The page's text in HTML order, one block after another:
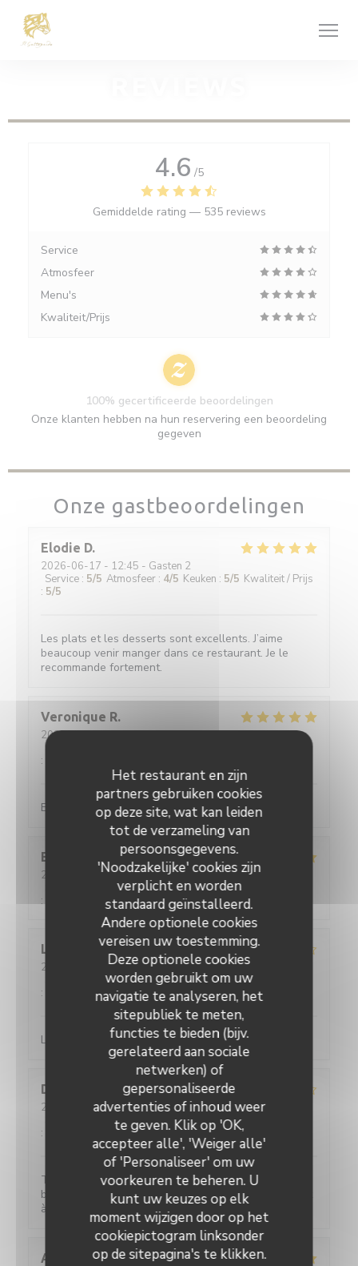
Het restaurant en zijn
partners gebruiken cookies
op deze site, wat kan leiden
tot de verzameling van
persoonsgegevens.
'Noodzakelijke' cookies zijn
verplicht en worden
standaard geïnstalleerd.
Andere optionele cookies
vereisen uw toestemming.
Deze optionele cookies
worden gebruikt om uw
navigatie te analyseren, het
sitepubliek te meten,
functies te bieden (bijv.
gerelateerd aan sociale
netwerken) of
gepersonaliseerde
advertenties of inhoud weer
te geven. Klik op 'OK,
accepteer alle', 'Weiger alle'
of 'Personaliseer' om uw
voorkeuren te beheren. U
kunt uw keuzes op elk
moment wijzigen door op het
cookiepictogram linksonder
op de sitepagina's te klikken.
Onze gastbeoordelingen
Elodie D
2026-06-17 - 12:45 - Gasten 2
Service : 5/5 Atmosfeer : 4/5 Keuken : 5/5 Kwaliteit / Prijs
: 5/5
Les plats et les desserts sont excellents. J’aime
beaucoup venir manger dans ce restaurant. Je le
recommande fortement.
Veronique R
2026-05-23- 21:00 - Gasten 2
Service
Kwaliteit / Prijs
:
Excellent produits et service
Eléonore
2026-05-09- 19:30 - Gasten 6
Atmosfeer:5/5 Keuken:5/5
:
Laurence
L
2026-05-06
- 12:30 - Gasten 2
Atmosfeer:3/5 Keuken:4 /5 Kwaliteit / Prijs
:
La qualité des plats est toujours au rendez-vous
Dominique
2026-04-21- 12:45 - Gasten 2
Atmosfeer: 3 /5 Keuken :4/5
:
Très bonne cuisine. Le seul bémol la salle est
bruyante. Mais je recommande toujours ce restaurant
à la succulente cuisine Sicilienne (et très bons vins).
Anne
4.6 /5
Gemiddelde rating — 535 reviews
Service
Atmosfeer
Menu's
Kwaliteit/Prijs
100% gecertificeerde beoordelingen
Onze klanten hebben na hun reservering een beoordeling
gegeven